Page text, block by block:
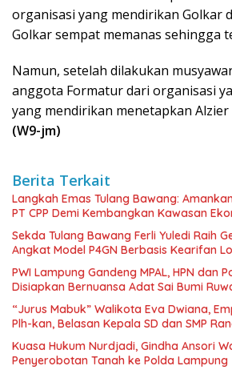
organisasi yang mendirikan Golkar
Golkar sempat memanas sehingga
Namun, setelah dilakukan
anggota Formatur dari organisasi
yang mendirikan menetapkan
(W9-jm)
Berita Terkait
Langkah Emas Tulang Bawang:
PT CPP Demi Kembangkan Kawasan
Sekda Tulang Bawang Ferli Yuledi Raih
Angkat Model P4GN Berbasis Kearifan
PWI Lampung Gandeng MPAL, HPN dan
Disiapkan Bernuansa Adat Sai Bumi
“Jurus Mabuk” Walikota Eva Dwiana,
Plh-kan, Belasan Kepala SD dan SMP
Kuasa Hukum Nurdjadi, Gindha Ansori
Penyerobotan Tanah ke Polda Lampung